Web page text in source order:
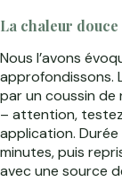
La chaleur
Nous l’avons
approfondissons.
par un coussin de
– attention,
application. Durée
minutes, puis
avec une source